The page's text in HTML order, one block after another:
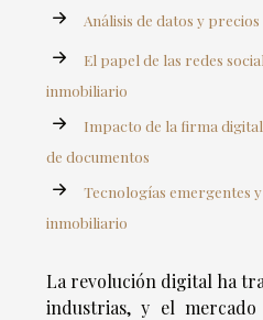
Análisis de datos y precios
El papel de las redes
inmobiliario
Impacto de la firma
de documentos
Tecnologías emergentes
inmobiliario
La revolución digital ha
industrias, y el